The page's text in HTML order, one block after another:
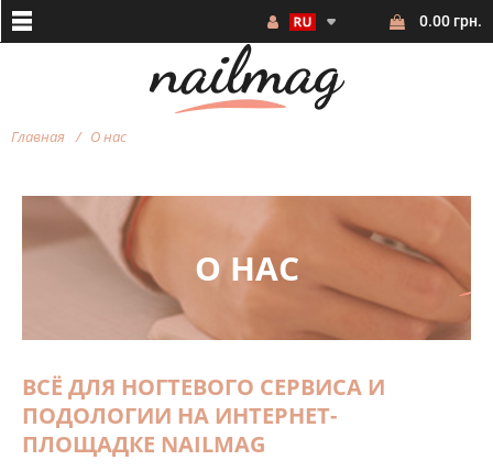
0.00 грн.
Главная О нас
О НАС
ВСЁ ДЛЯ НОГТЕВОГО СЕРВИСА И
ПОДОЛОГИИ НА ИНТЕРНЕТ-
ПЛОЩАДКЕ NAILMAG